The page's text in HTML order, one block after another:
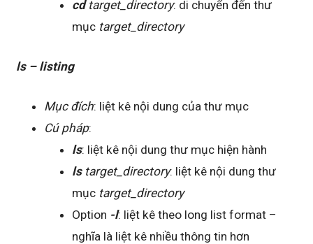
cd target_directory: di chuyển đến thư
mục target_directory
ls – listing
Mục đích: liệt kê nội dung của thư mục
Cú pháp:
ls: liệt kê nội dung thư mục hiện hành
ls target_directory: liệt kê nội dung thư
mục target_directory
Option -l: liệt kê theo long list format –
nghĩa là liệt kê nhiều thông tin hơn